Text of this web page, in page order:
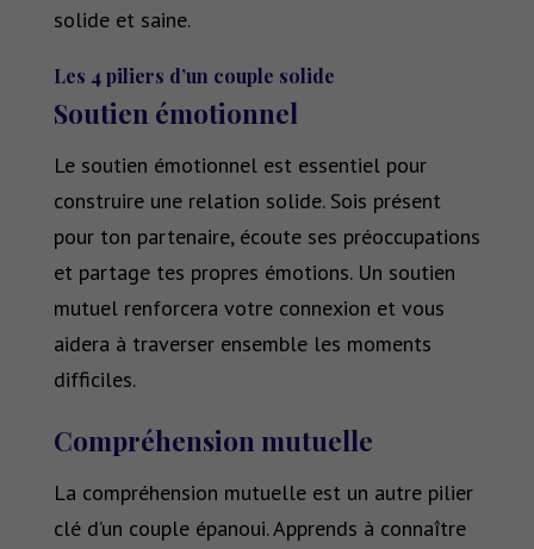
solide et saine.
Les 4 piliers d’un couple solide
Soutien émotionnel
Le soutien émotionnel est essentiel pour
construire une relation solide. Sois présent
pour ton partenaire, écoute ses préoccupations
et partage tes propres émotions. Un soutien
mutuel renforcera votre connexion et vous
aidera à traverser ensemble les moments
difficiles.
Compréhension mutuelle
La compréhension mutuelle est un autre pilier
clé d’un couple épanoui. Apprends à connaître